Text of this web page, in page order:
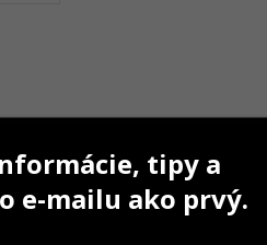
tipy a
e-mailu ako prvý.